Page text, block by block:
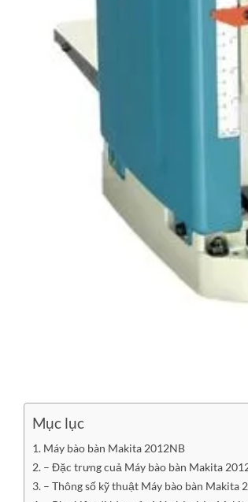
Mục lục
Máy bào bàn Makita 2012NB
– Đặc trưng cuả Máy bào bàn Makita
– Thông số kỹ thuật Máy bào bàn Makita